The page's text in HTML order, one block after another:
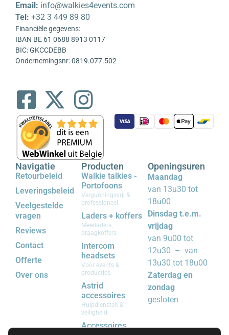
Email: info@walkies4events.com
Tel: +32 3 449 89 80
Financiële gegevens:
IBAN BE 61 0688 8913 0117
BIC: GKCCDEBB
Ondernemingsnr: 0819.077.502
Navigatie
Retourbeleid
Leveringsbeleid
Veelgestelde
vragen
Reviews
Contact
Offerte
Over ons
Producten
Walkie talkies -
Portofoons
Vergunningsvrij &
professioneel
Laders + koffers
Meerladers,
draagkoffers
Intercom
headsets
Voor events &
producties
Astrid
accessoires
Hulpdiensten &
veiligheid
Accessoires
Openingsuren
Maandag
van 13u30 tot
18u00
Dinsdag t.e.m.
vrijdag
van 9u00 tot
12u30 – van
13u30 tot 18u00
Zaterdag en
zondag
gesloten